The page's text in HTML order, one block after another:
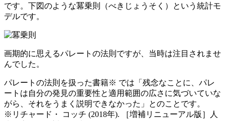
です。下図のような冪乗則（べきじょうそく）という統計モ
デルです。
画期的に思えるパレートの法則ですが、当時は注目されませ
んでした。
パレートの法則を扱った書籍※ では「残念なことに、パレ
ートは自分の発見の重要性と適用範囲の広さに気づいていな
がら、それをうまく説明できなかった」とのことです。
※リチャード・ コッチ (2018年). ［増補リニューアル版］人